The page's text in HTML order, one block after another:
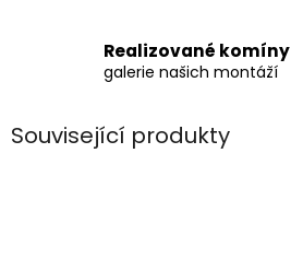
Realizované komíny
galerie našich montáží
Související produkty